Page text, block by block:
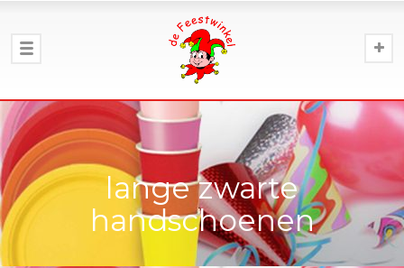
lange zwarte
handschoenen